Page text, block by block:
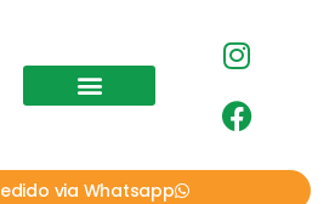
via Whatsapp